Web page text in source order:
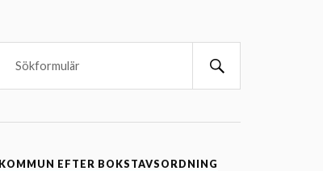
KOMMUN EFTER BOKSTAVSORDNING